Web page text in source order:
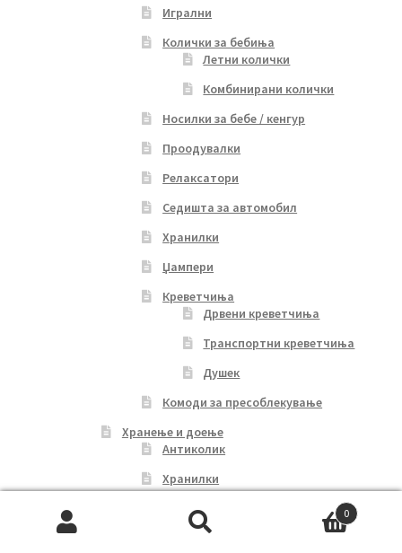
Игрални
Колички за бебиња
Летни колички
Комбинирани колички
Носилки за бебе / кенгур
Проодувалки
Релаксатори
Седишта за автомобил
Хранилки
Џампери
Креветчиња
Дрвени креветчиња
Транспортни креветчиња
Душек
Комоди за пресоблекување
Хранење и доење
Антиколик
Хранилки
Прибор за јадење
Цуцли и глодалки
0